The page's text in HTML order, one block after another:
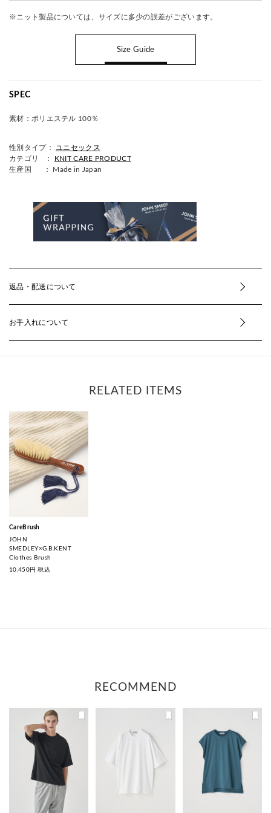
※ニット製品については、サイズに多少の誤差がございます。
Size Guide
SPEC
素材： ポリエステル 100％
性別タイプ：
ユニセックス
カテゴリ ：
KNIT CARE PRODUCT
生産国
： Made in Japan
返品・配送について
お手入れについて
RELATED ITEMS
CareBrush
JOHN
SMEDLEY×G.B.KENT
Clothes Brush
10,450円 税込
RECOMMEND